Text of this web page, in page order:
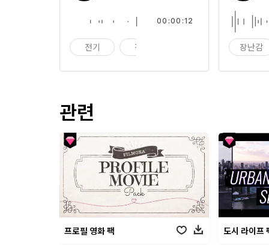
전기 전자
00:00:12
장난감
관련
프로필 영화 팩 도시 라이프